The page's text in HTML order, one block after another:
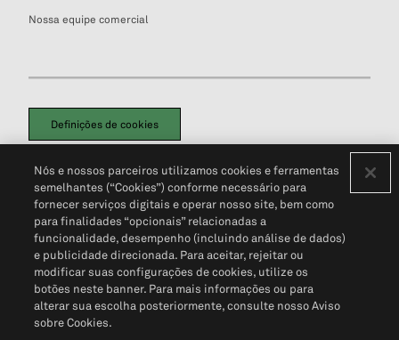
Nossa equipe comercial
Definições de cookies
Política de PrivacidadePortal de privacidade do cliente (em inglês)
Não Venda Minhas Informações Pessoais© 2026 S&P Global
Nós e nossos parceiros utilizamos cookies e ferramentas
semelhantes (“Cookies”) conforme necessário para
fornecer serviços digitais e operar nosso site, bem como
para finalidades “opcionais” relacionadas a
funcionalidade, desempenho (incluindo análise de dados)
e publicidade direcionada. Para aceitar, rejeitar ou
modificar suas configurações de cookies, utilize os
botões neste banner. Para mais informações ou para
alterar sua escolha posteriormente, consulte nosso Aviso
sobre Cookies.